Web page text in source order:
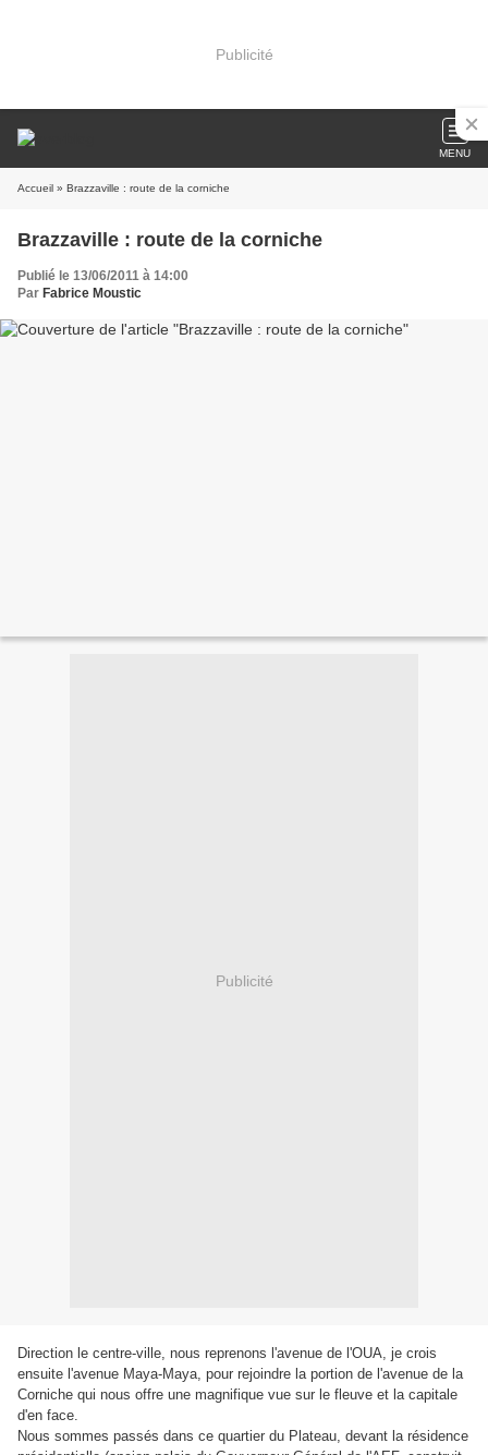
Publicité
MENU
Accueil » Brazzaville : route de la corniche
Brazzaville : route de la corniche
Publié le 13/06/2011 à 14:00
Par Fabrice Moustic
Publicité
Direction le centre-ville, nous reprenons l'avenue de l'OUA, je crois
ensuite l'avenue Maya-Maya, pour rejoindre la portion de l'avenue de la
Corniche qui nous offre une magnifique vue sur le fleuve et la capitale
d'en face.
Nous sommes passés dans ce quartier du Plateau, devant la résidence